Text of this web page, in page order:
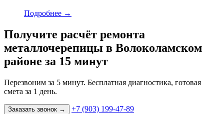
Подробнее →
Получите расчёт ремонта
металлочерепицы в Волоколамском
районе за 15 минут
Перезвоним за 5 минут. Бесплатная диагностика, готовая
смета за 1 день.
Заказать звонок →
+7 (903) 199-47-89